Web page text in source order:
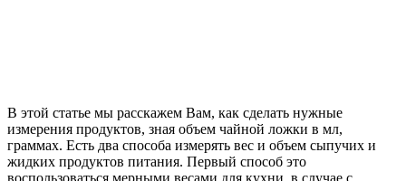
В этой статье мы расскажем Вам, как сделать нужные
измерения продуктов, зная объем чайной ложки в мл,
граммах. Есть два способа измерять вес и объем сыпучих и
жидких продуктов питания. Первый способ это
воспользоваться мерными весами для кухни, в случае с